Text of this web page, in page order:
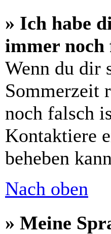
» Ich habe
immer noch
Wenn du dir
Sommerzeit
noch falsch
Kontaktiere
beheben
Nach oben
» Meine